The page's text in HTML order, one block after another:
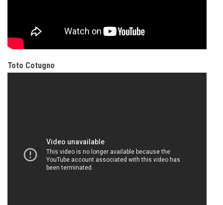
Toto Cotugno